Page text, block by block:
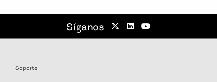
Síganos
Soporte